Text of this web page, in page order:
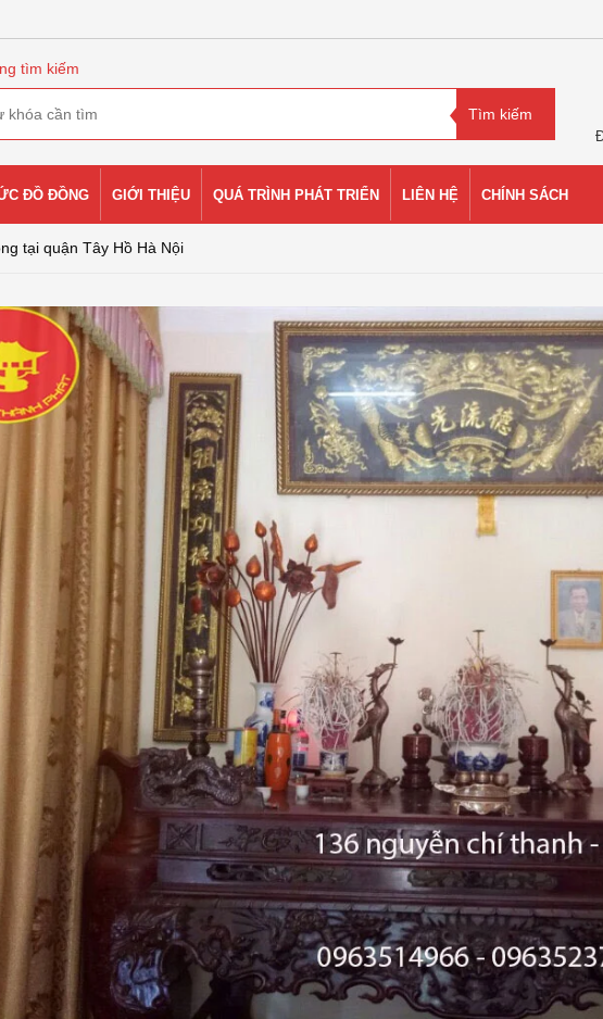
tìm kiếm
ĐỒ ĐỒNG GIỚI THIỆU QUÁ TRÌNH PHÁT TRIỂN LIÊN HỆ CHÍNH SÁCH
tại quận Tây Hồ Hà Nội
ngũ sắc tại đồ đồng
Thành Phát
đã bao giờ các bác
một bộ đỉnh khảm ngũ
trị cao gấp nhiều lần
phổ thông, hay tại sao
vàng, sợi bạc lại...[Xem
Tư Vấn Phong Thủy Đồ Đồng
Đồ Đồng Thành Phát
06/ 04/ 2026
Trong không gian tâm linh của mỗi
gia đình Việt, bộ đồ thờ bằng đồng
không chỉ là vật phẩm trưng bày
đơn thuần, mà còn là 'sợi dây' kết
nối tâm thức giữa con cháu và tổ
[Xem thêm...]
Giải
so với
Đồ
06/
Đồng
chất là
cao,
quân
xô cũ).